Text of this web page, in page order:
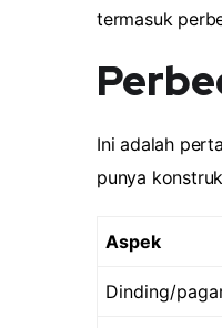
termasuk
Ini adalah
punya
Aspek
Dinding/